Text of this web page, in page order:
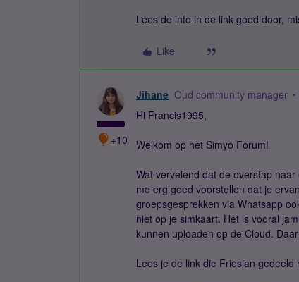
Lees de info in de link goed door,
Like
+10
Jihane Oud community manager
Hi Francis1995,
Welkom op het Simyo Forum!
Wat vervelend dat de overstap
me erg goed voorstellen dat je
groepsgesprekken via Whatsapp
niet op je simkaart. Het is vooral
kunnen uploaden op de Cloud.
Lees je de link die Friesian gedeeld